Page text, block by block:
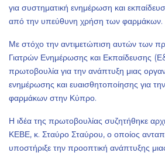
για συστηματική ενημέρωση και
από την υπεύθυνη χρήση των φαρμάκων.
Με στόχο την αντιμετώπιση αυτών των
Γιατρών Ενημέρωσης και Εκπαίδευσης
πρωτοβουλία για την ανάπτυξη μιας
ενημέρωσης και ευαισθητοποίησης για
φαρμάκων στην Κύπρο.
Η ιδέα της πρωτοβουλίας συζητήθηκε
ΚΕΒΕ, κ. Σταύρο Σταύρου, ο οποίος
υποστήριξε την προοπτική ανάπτυξης